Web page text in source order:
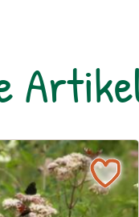
für Groß und